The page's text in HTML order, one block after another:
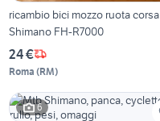
ricambio bici mozzo ruota corsa
Shimano FH-R7000
24 €
Roma (RM)
6